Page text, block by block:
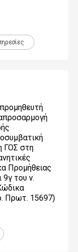
ΓΟΣ στη
Προμήθειας
9γ του ν.
Πρωτ. 15697)